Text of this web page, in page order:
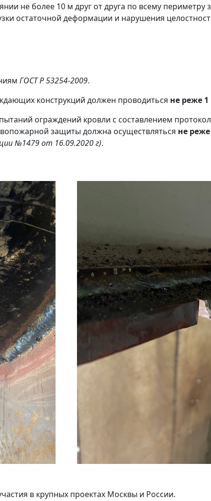
не более 10 м друг от друга по всему периметру
остаточной деформации и нарушения
ГОСТ Р 53254-2009.
конструкций должен проводиться не реже 1
ограждений кровли с составлением
защиты должна осуществляться не реже
№1479 от 16.09.2020 г).
в крупных проектах Москвы и России.